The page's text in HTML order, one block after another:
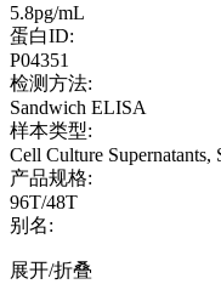
5.8pg/mL
蛋白ID:
P04351
检测方法:
Sandwich ELISA
样本类型:
Cell Culture Supernatants,
产品规格:
96T/48T
别名:
展开/折叠